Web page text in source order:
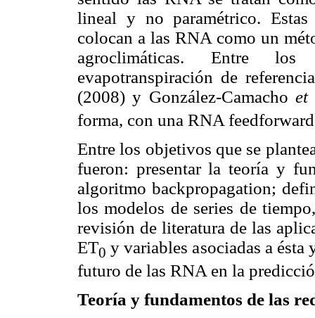
lineal y no paramétrico. Estas
colocan a las RNA como un
agroclimáticas. Entre
evapotranspiración de
(2008) y González-Camachoet
forma, con una RNA
Entre los objetivos que se
fueron: presentar la teoría y
algoritmo backpropagation;
los modelos de series de
revisión de literatura de las
ET0 y variables asociadas a ésta
futuro de las RNA en la
Teoría y fundamentos de las